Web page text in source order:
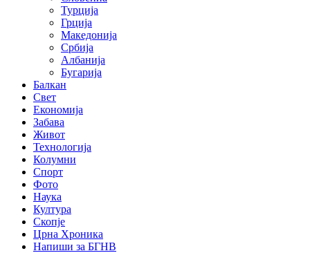
Турција
Грција
Македонија
Србија
Албанија
Бугарија
Балкан
Свет
Економија
Забава
Живот
Технологија
Колумни
Спорт
Фото
Наука
Култура
Скопје
Црна Хроника
Напиши за БГНВ